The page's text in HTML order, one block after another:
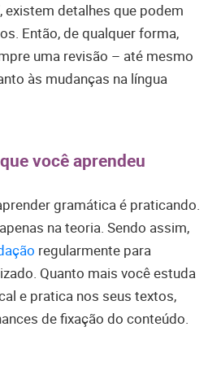
existem detalhes que podem
Então, de qualquer forma,
uma revisão – até mesmo
às mudanças na língua
você aprendeu
gramática é praticando.
na teoria. Sendo assim,
regularmente para
Quanto mais você estuda
e pratica nos seus textos,
de fixação do conteúdo.